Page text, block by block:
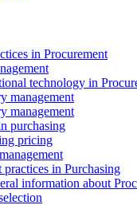
in Procurement
technology in
management
management
purchasing
pricing
practices in Purchasing
information about